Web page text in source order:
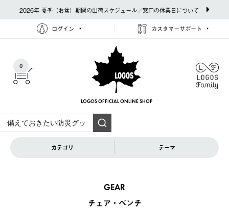
2026年 夏季（お盆）期間の出荷スケジュール／窓口の休業日について
ログイン カスタマーサポート
0
LOGOS OFFICIAL ONLINE SHOP
カテゴリ テーマ
GEAR
チェア・ベンチ